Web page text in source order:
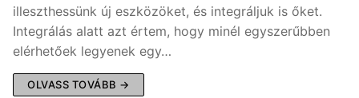
illeszthessünk új eszközöket, és integráljuk is őket.
Integrálás alatt azt értem, hogy minél egyszerűbben
elérhetőek legyenek egy…
OLVASS TOVÁBB →